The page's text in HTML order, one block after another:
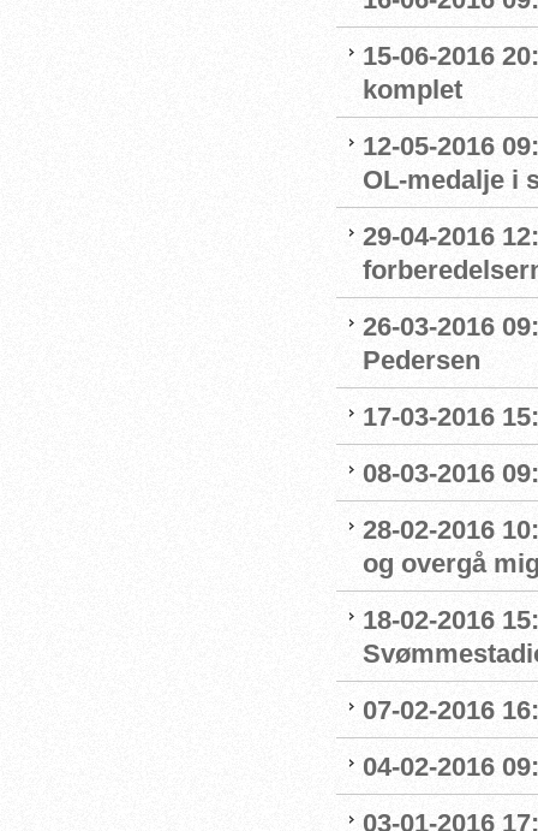
15-06-2016
komplet
12-05-2016
OL-medalje i
29-04-2016
26-03-2016
Pedersen
17-03-2016
08-03-2016
28-02-2016
og overgå
18-02-2016
07-02-2016
04-02-2016
03-01-2016